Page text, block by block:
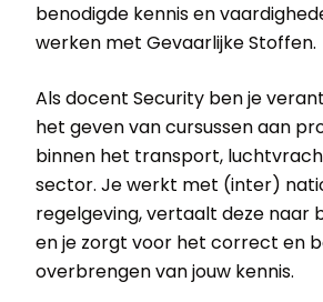
benodigde kennis en
werken met Gevaarlijke Stoffen.
Als docent Security ben je
het geven van cursussen aan
binnen het transport,
sector. Je werkt met (inter)
regelgeving, vertaalt deze naar
en je zorgt voor het correct en
overbrengen van jouw kennis.